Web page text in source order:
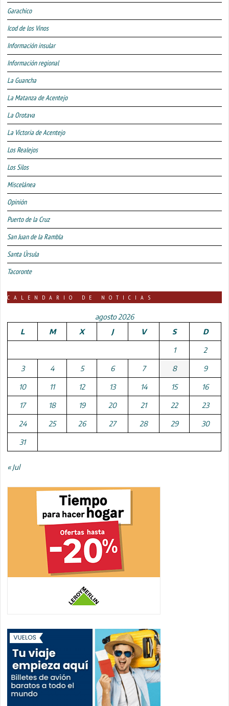
Garachico
Icod de los Vinos
Información insular
Información regional
La Guancha
La Matanza de Acentejo
La Orotava
La Victoria de Acentejo
Los Realejos
Los Silos
Miscelánea
Opinión
Puerto de la Cruz
San Juan de la Rambla
Santa Úrsula
Tacoronte
CALENDARIO DE NOTICIAS
agosto 2026
L
M X J V S D
1 2
3 4 5 6 7 8 9
10 11 12 13 14 15 16
17 18 19 20 21 22 23
24 25 26 27 28 29 30
31
« Jul